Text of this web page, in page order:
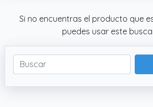
Si no encuentras el producto que
puedes usar este